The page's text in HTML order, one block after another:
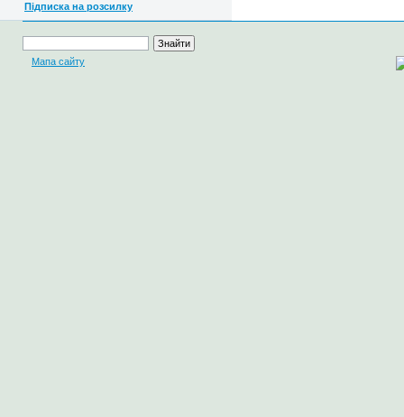
Підписка на розсилку
Мапа сайту